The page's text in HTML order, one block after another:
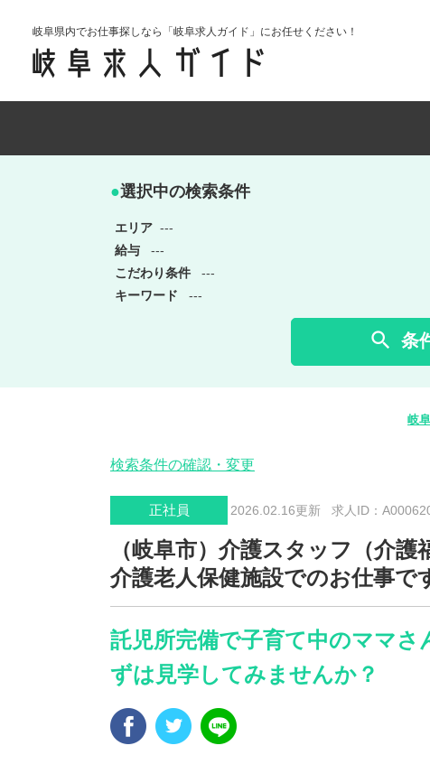
岐阜県内でお仕事探しなら「岐阜求人ガイド」にお任せください！
●選択中の検索条件
エリア ---
給与
---
こだわり条件
---
キーワード
---
 条
岐
検索条件の確認・変更
正社員 2026.02.16更新 求人ID：
（岐阜市）介護スタッフ（介護
介護老人保健施設でのお仕事で
託児所完備で子育て中のママさ
ずは見学してみませんか？